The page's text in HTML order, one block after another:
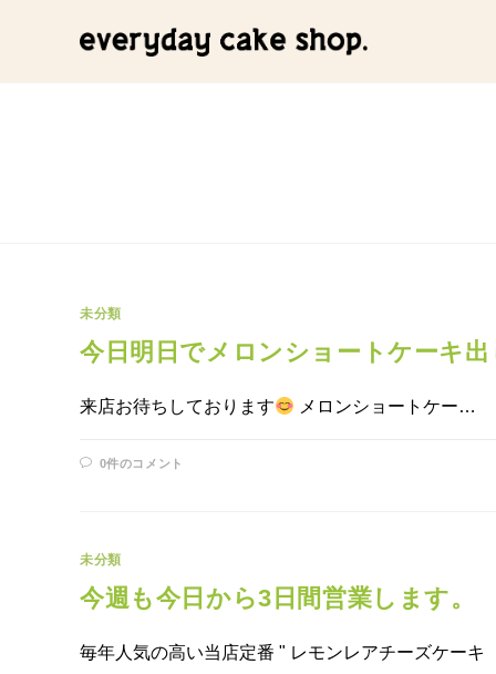
未分類
今日明日でメロンショートケーキ
来店お待ちしております メロンショートケー…
0件のコメント
未分類
今週も今日から3日間営業します。
毎年人気の高い当店定番 " レモンレアチーズケー